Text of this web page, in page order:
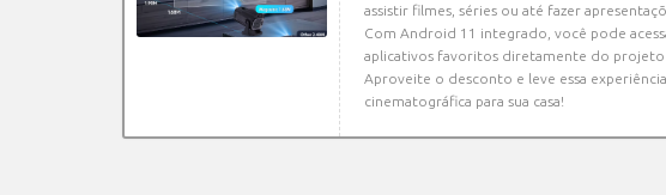
assistir filmes, séries ou até fazer
Com Android 11 integrado, você pode
aplicativos favoritos diretamente do
Aproveite o desconto e leve essa experiência
cinematográfica para sua casa!